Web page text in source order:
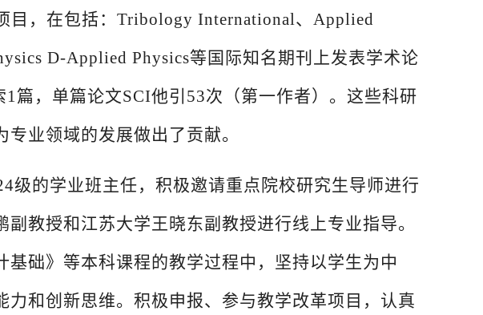
，在包括： Tribology International、Applied
D-Applied Physics等国际知名期刊上发表学术论
篇，单篇论文SCI他引53次（第一作者）。这些科研
业领域的发展做出了贡献。
级的学业班主任，积极邀请重点院校研究生导师进行
教授和江苏大学王晓东副教授进行线上专业指导。
础》等本科课程的教学过程中，坚持以学生为中
和创新思维。积极申报、参与教学改革项目，认真